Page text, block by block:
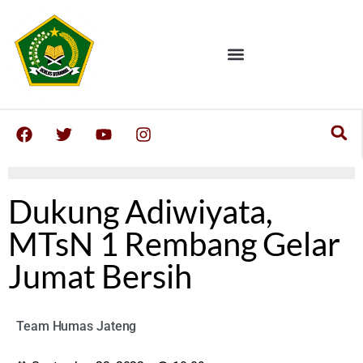
Dukung Adiwiyata,
MTsN 1 Rembang Gelar
Jumat Bersih
Team Humas Jateng